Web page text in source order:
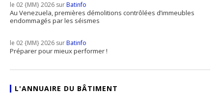
le 02 {MM} 2026 surBatinfo
Au Venezuela, premières démolitions contrôlées d’immeubles
endommagés par les séismes
le 02 {MM} 2026 surBatinfo
Préparer pour mieux performer !
L'ANNUAIRE DU BÂTIMENT